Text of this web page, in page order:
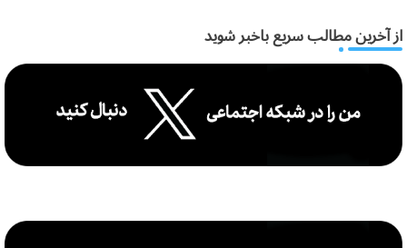
از آخرین مطالب سریع باخبر شوید